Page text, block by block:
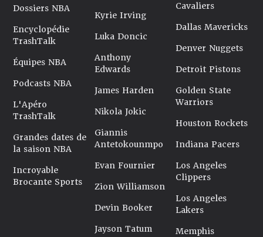
Dossiers NBA
Encyclopédie
TrashTalk
Équipes NBA
Podcasts NBA
L'Apéro
TrashTalk
Grandes dates de
la saison NBA
Incroyable
Brocante Sports
Kyrie Irving
Luka Doncic
Anthony
Edwards
James Harden
Nikola Jokic
Giannis
Antetokounmpo
Evan Fournier
Zion Williamson
Devin Booker
Jayson Tatum
Cavaliers
Dallas Mavericks
Denver Nuggets
Detroit Pistons
Golden State
Warriors
Houston Rockets
Indiana Pacers
Los Angeles
Clippers
Los Angeles
Lakers
Memphis